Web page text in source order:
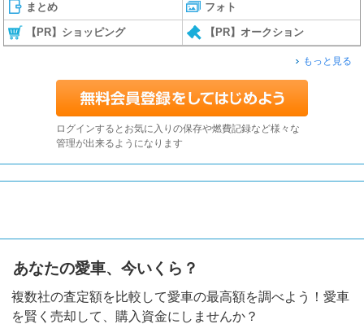
まとめ フォト
【PR】ショッピング 【PR】オークション
もっと見る
ログインするとお気に入りの保存や燃費記録など様々な
管理が出来るようになります
あなたの愛車、今いくら？
複数社の査定額を比較して愛車の最高額を調べよう！愛車
を賢く売却して、購入資金にしませんか？